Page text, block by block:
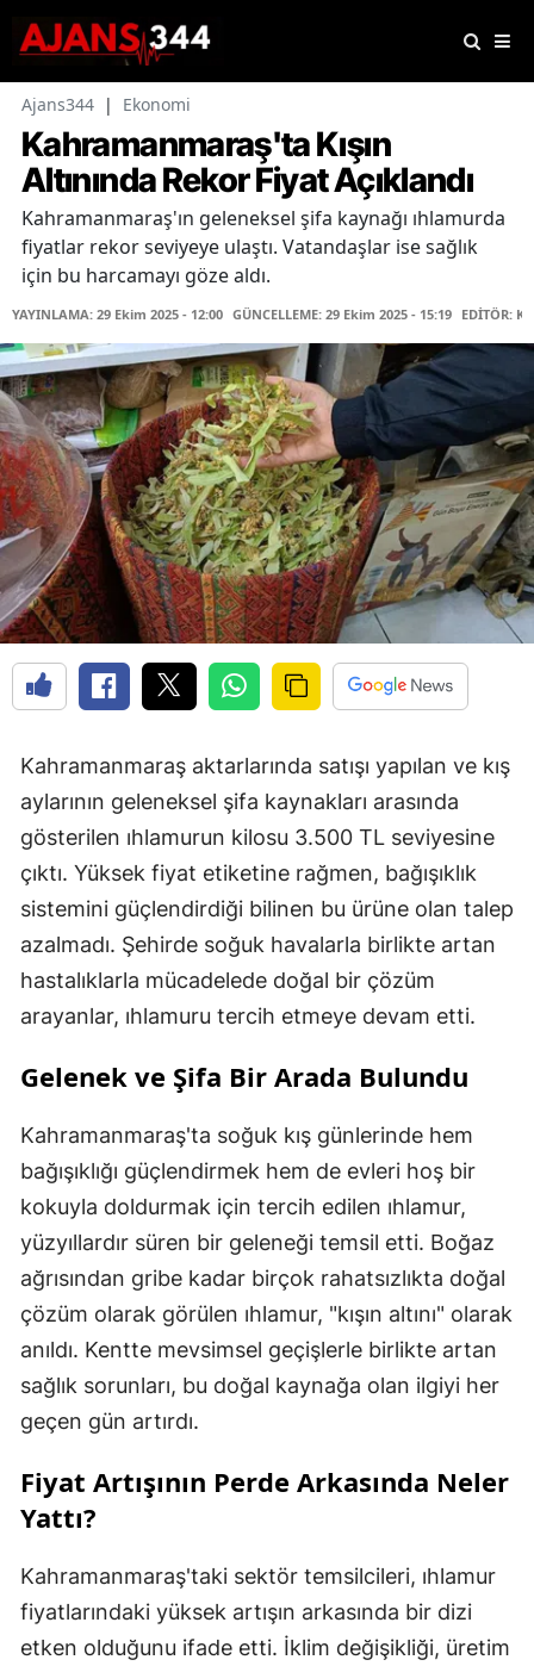
Ajans344 | Ekonomi
Kahramanmaraş'ta Kışın
Altınında Rekor Fiyat Açıklandı
Kahramanmaraş'ın geleneksel şifa kaynağı ıhlamurda
fiyatlar rekor seviyeye ulaştı. Vatandaşlar ise sağlık
için bu harcamayı göze aldı.
YAYINLAMA: 29 Ekim 2025 - 12:00 GÜNCELLEME: 29 Ekim 2025 - 15:19 EDİTÖR:
Kahramanmaraş aktarlarında satışı yapılan ve kış
aylarının geleneksel şifa kaynakları arasında
gösterilen ıhlamurun kilosu 3.500 TL seviyesine
çıktı. Yüksek fiyat etiketine rağmen, bağışıklık
sistemini güçlendirdiği bilinen bu ürüne olan talep
azalmadı. Şehirde soğuk havalarla birlikte artan
hastalıklarla mücadelede doğal bir çözüm
arayanlar, ıhlamuru tercih etmeye devam etti.
Gelenek ve Şifa Bir Arada Bulundu
Kahramanmaraş'ta soğuk kış günlerinde hem
bağışıklığı güçlendirmek hem de evleri hoş bir
kokuyla doldurmak için tercih edilen ıhlamur,
yüzyıllardır süren bir geleneği temsil etti. Boğaz
ağrısından gribe kadar birçok rahatsızlıkta doğal
çözüm olarak görülen ıhlamur, "kışın altını" olarak
anıldı. Kentte mevsimsel geçişlerle birlikte artan
sağlık sorunları, bu doğal kaynağa olan ilgiyi her
geçen gün artırdı.
Fiyat Artışının Perde Arkasında Neler
Yattı?
Kahramanmaraş'taki sektör temsilcileri, ıhlamur
fiyatlarındaki yüksek artışın arkasında bir dizi
etken olduğunu ifade etti. İklim değişikliği, üretim